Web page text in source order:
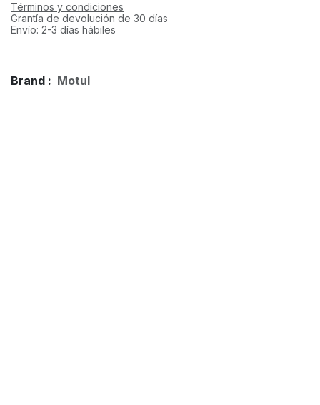
Términos y condiciones
Grantía de devolución de 30 días
Envío: 2-3 días hábiles
Brand : Motul